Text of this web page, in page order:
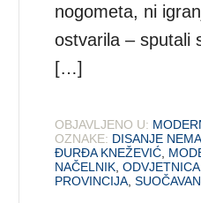
nogometa, ni
ostvarila – sputali
[…]
OBJAVLJENO U:
OZNAKE: DISANJE
ĐURĐA KNEŽEVIĆ
NAČELNIK ,ODVJETNICA
PROVINCIJA ,